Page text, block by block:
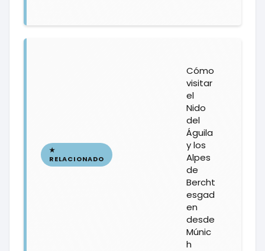
Cómo
visitar
el
Nido
del
Águila
y los
Alpes
de
Bercht
esgad
en
desde
Múnic
h